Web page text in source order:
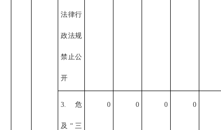
法律行
政法规
禁止公
开
3.危
及“三
0 0 0 0